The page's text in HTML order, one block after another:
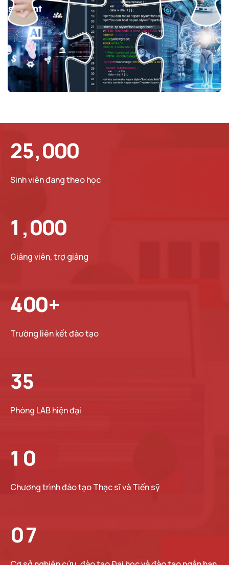
25,000
Sinh viên đang theo học
1 ,000
Giảng viên, trợ giảng
400+
Trường liên kết đào tạo
35
Phòng LAB hiện đại
1 0
Chương trình đào tạo Thạc sĩ và Tiến sỹ
07